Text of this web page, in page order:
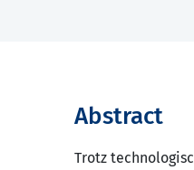
Abstract
Trotz